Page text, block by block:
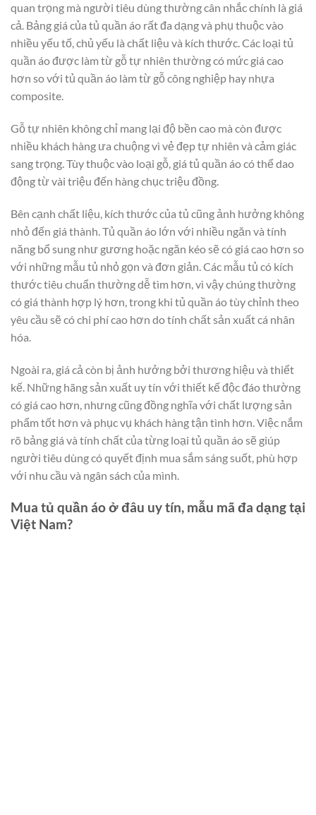
quan trọng mà người tiêu dùng thường cân nhắc chính là giá
cả. Bảng giá của tủ quần áo rất đa dạng và phụ thuộc vào
nhiều yếu tố, chủ yếu là chất liệu và kích thước. Các loại tủ
quần áo được làm từ gỗ tự nhiên thường có mức giá cao
hơn so với tủ quần áo làm từ gỗ công nghiệp hay nhựa
composite.
Gỗ tự nhiên không chỉ mang lại độ bền cao mà còn được
nhiều khách hàng ưa chuộng vì vẻ đẹp tự nhiên và cảm giác
sang trọng. Tùy thuộc vào loại gỗ, giá tủ quần áo có thể dao
động từ vài triệu đến hàng chục triệu đồng.
Bên cạnh chất liệu, kích thước của tủ cũng ảnh hưởng không
nhỏ đến giá thành. Tủ quần áo lớn với nhiều ngăn và tính
năng bổ sung như gương hoặc ngăn kéo sẽ có giá cao hơn so
với những mẫu tủ nhỏ gọn và đơn giản. Các mẫu tủ có kích
thước tiêu chuẩn thường dễ tìm hơn, vì vậy chúng thường
có giá thành hợp lý hơn, trong khi tủ quần áo tùy chỉnh theo
yêu cầu sẽ có chi phí cao hơn do tính chất sản xuất cá nhân
hóa.
Ngoài ra, giá cả còn bị ảnh hưởng bởi thương hiệu và thiết
kế. Những hãng sản xuất uy tín với thiết kế độc đáo thường
có giá cao hơn, nhưng cũng đồng nghĩa với chất lượng sản
phẩm tốt hơn và phục vụ khách hàng tận tình hơn. Việc nắm
rõ bảng giá và tính chất của từng loại tủ quần áo sẽ giúp
người tiêu dùng có quyết định mua sắm sáng suốt, phù hợp
với nhu cầu và ngân sách của mình.
Mua tủ quần áo ở đâu uy tín, mẫu mã đa dạng tại
Việt Nam?